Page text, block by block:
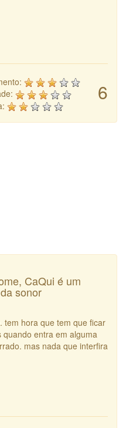
6
CaQui é um
sonor
tem hora que tem que ficar
entra em alguma
mas nada que interfira